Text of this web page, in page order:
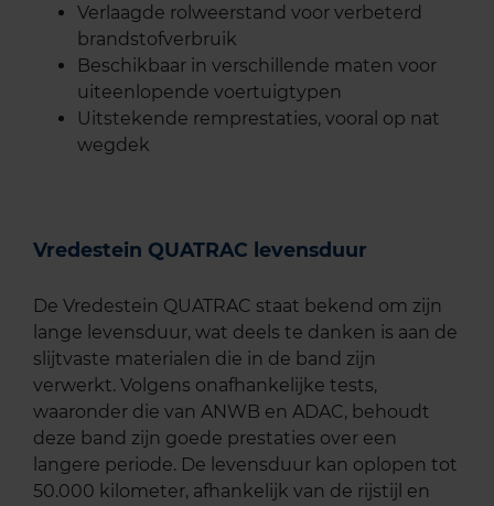
Verlaagde rolweerstand voor verbeterd
brandstofverbruik
Beschikbaar in verschillende maten voor
uiteenlopende voertuigtypen
Uitstekende remprestaties, vooral op nat
wegdek
Vredestein QUATRAC levensduur
De Vredestein QUATRAC staat bekend om zijn
lange levensduur, wat deels te danken is aan de
slijtvaste materialen die in de band zijn
verwerkt. Volgens onafhankelijke tests,
waaronder die van ANWB en ADAC, behoudt
deze band zijn goede prestaties over een
langere periode. De levensduur kan oplopen tot
50.000 kilometer, afhankelijk van de rijstijl en